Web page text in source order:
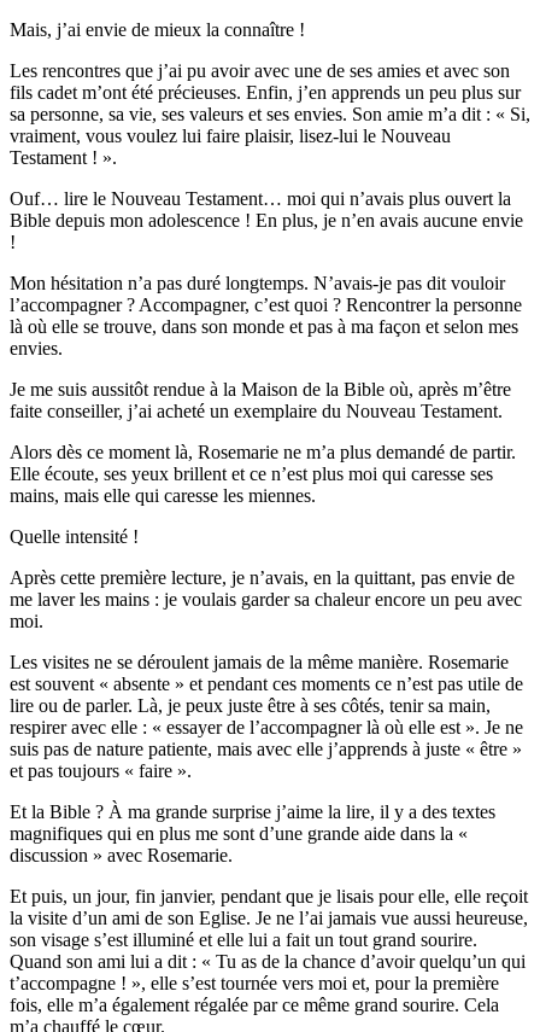
Mais, j’ai envie de mieux la connaître !
Les rencontres que j’ai pu avoir avec une de ses amies et avec son
fils cadet m’ont été précieuses. Enfin, j’en apprends un peu plus sur
sa personne, sa vie, ses valeurs et ses envies. Son amie m’a dit : « Si,
vraiment, vous voulez lui faire plaisir, lisez-lui le Nouveau
Testament ! ».
Ouf… lire le Nouveau Testament… moi qui n’avais plus ouvert la
Bible depuis mon adolescence ! En plus, je n’en avais aucune envie
!
Mon hésitation n’a pas duré longtemps. N’avais-je pas dit vouloir
l’accompagner ? Accompagner, c’est quoi ? Rencontrer la personne
là où elle se trouve, dans son monde et pas à ma façon et selon mes
envies.
Je me suis aussitôt rendue à la Maison de la Bible où, après m’être
faite conseiller, j’ai acheté un exemplaire du Nouveau Testament.
Alors dès ce moment là, Rosemarie ne m’a plus demandé de partir.
Elle écoute, ses yeux brillent et ce n’est plus moi qui caresse ses
mains, mais elle qui caresse les miennes.
Quelle intensité !
Après cette première lecture, je n’avais, en la quittant, pas envie de
me laver les mains : je voulais garder sa chaleur encore un peu avec
moi.
Les visites ne se déroulent jamais de la même manière. Rosemarie
est souvent « absente » et pendant ces moments ce n’est pas utile de
lire ou de parler. Là, je peux juste être à ses côtés, tenir sa main,
respirer avec elle : « essayer de l’accompagner là où elle est ». Je ne
suis pas de nature patiente, mais avec elle j’apprends à juste « être »
et pas toujours « faire ».
Et la Bible ? À ma grande surprise j’aime la lire, il y a des textes
magnifiques qui en plus me sont d’une grande aide dans la «
discussion » avec Rosemarie.
Et puis, un jour, fin janvier, pendant que je lisais pour elle, elle reçoit
la visite d’un ami de son Eglise. Je ne l’ai jamais vue aussi heureuse,
son visage s’est illuminé et elle lui a fait un tout grand sourire.
Quand son ami lui a dit : « Tu as de la chance d’avoir quelqu’un qui
t’accompagne ! », elle s’est tournée vers moi et, pour la première
fois, elle m’a également régalée par ce même grand sourire. Cela
m’a chauffé le cœur.